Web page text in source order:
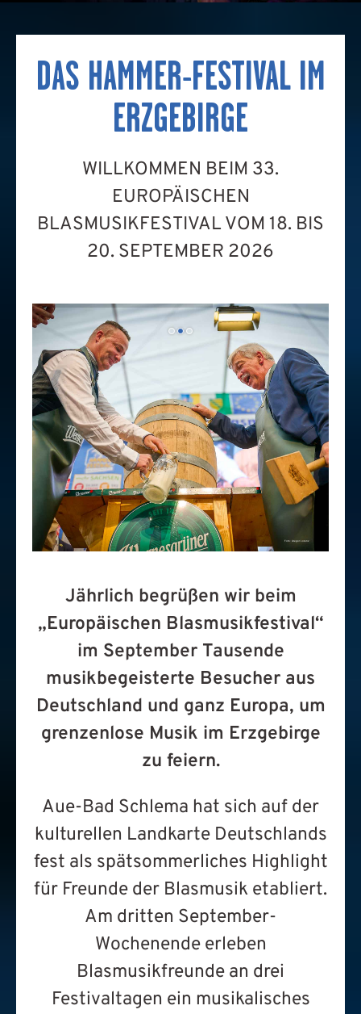
APP
KONTAKT
COOKIE-RICHTLINIE
(EU)
DEUTSCH
DAS HAMMER-FESTIVAL IM
ERZGEBIRGE
WILLKOMMEN BEIM 33.
EUROPÄISCHEN
BLASMUSIKFESTIVAL VOM 18. BIS
20. SEPTEMBER 2026
Foto: Gregor Lorenz
Jährlich begrüßen wir beim
„Europäischen Blasmusikfestival“
im September Tausende
musikbegeisterte Besucher aus
Deutschland und ganz Europa, um
grenzenlose Musik im Erzgebirge
zu feiern.
Aue-Bad Schlema hat sich auf der
kulturellen Landkarte Deutschlands
fest als spätsommerliches Highlight
für Freunde der Blasmusik etabliert.
Am dritten September-
Wochenende erleben
Blasmusikfreunde an drei
Festivaltagen ein musikalisches